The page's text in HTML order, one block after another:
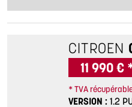
CITROEN
11 990 €
* TVA
VERSION
1.2